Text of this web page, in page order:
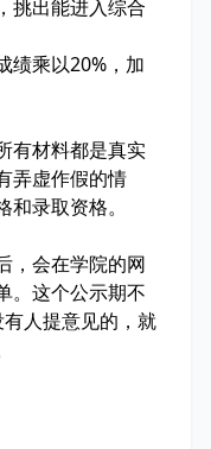
挑出能进入综合
绩乘以20%，加
有材料都是真实
弄虚作假的情
录取资格。
，会在学院的网
。这个公示期不
人提意见的，就